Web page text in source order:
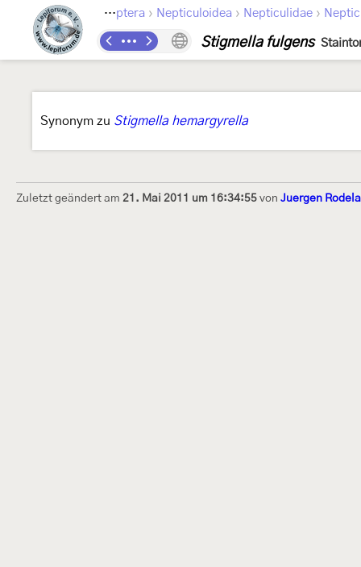
Lepidoptera › Nepticuloidea › Nepticulidae ›
Stigmella fulgens
Synonym zu Stigmella hemargyrella
Zuletzt geändert am 21. Mai 2011 um 16:34:55 von Juergen